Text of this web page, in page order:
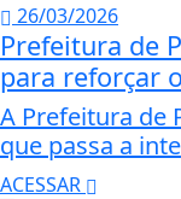
26/03/2026
Prefeitura de
para reforçar
A Prefeitura de
que passa a
ACESSAR